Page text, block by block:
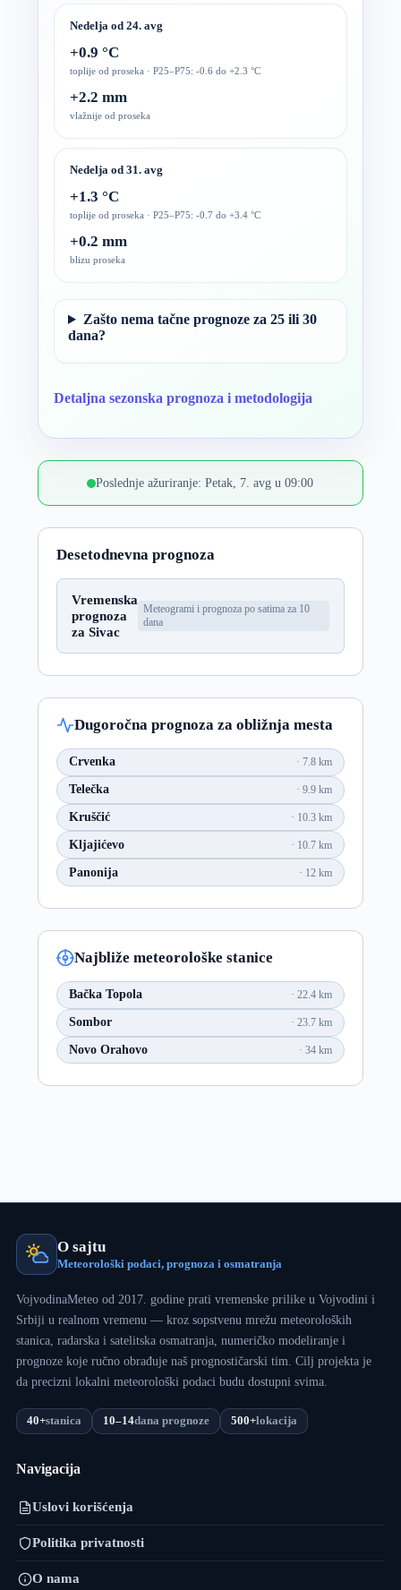
Nedelja od 24. avg
+0.9 °C
toplije od proseka · P25–P75: -0.6 do +2.3 °C
+2.2 mm
vlažnije od proseka
Nedelja od 31. avg
+1.3 °C
toplije od proseka · P25–P75: -0.7 do +3.4 °C
+0.2 mm
blizu proseka
Zašto nema tačne prognoze za 25 ili 30
dana?
Detaljna sezonska prognoza i metodologija
Poslednje ažuriranje: Petak, 7. avg u 09:00
Desetodnevna prognoza
Vremenska
prognoza
za Sivac
Meteogrami i prognoza po satima za 10
dana
Dugoročna prognoza za obližnja mesta
Crvenka 7.8 km
Telečka 9.9 km
Kruščić 10.3 km
Kljajićevo 10.7 km
Panonija 12 km
Najbliže meteorološke stanice
Bačka Topola 22.4 km
Sombor 23.7 km
Novo Orahovo 34 km
O sajtu
Meteorološki podaci, prognoza i osmatranja
VojvodinaMeteo od 2017. godine prati vremenske prilike u Vojvodini i
Srbiji u realnom vremenu — kroz sopstvenu mrežu meteoroloških
stanica, radarska i satelitska osmatranja, numeričko modeliranje i
prognoze koje ručno obrađuje naš prognostičarski tim. Cilj projekta je
da precizni lokalni meteorološki podaci budu dostupni svima.
40+stanica 10–14dana prognoze 500+lokacija
Navigacija
Uslovi korišćenja
Politika privatnosti
O nama